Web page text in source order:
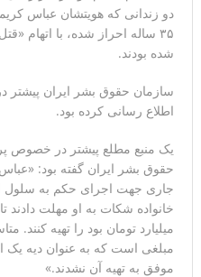
۳۵ ساله احراز شده، با
شده بودند.
سازمان حقوق بشر ایران
اطلاع رسانی کرده بود.
یک منبع مطلع پیشتر در خصوص
جاری جهت اجرای حکم به سلول
میلیارد تومان بود را تهیه کنند.
مبلغی است که به عنوان دیه یک
موفق به تهیه آن نشدند.»